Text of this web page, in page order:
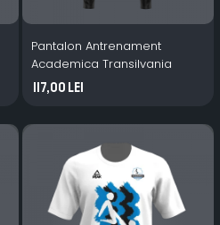
Pantalon Antrenament
Academica Transilvania
117,00 Lei